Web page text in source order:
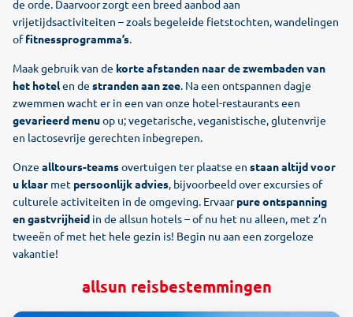
de orde. Daarvoor zorgt een breed aanbod aan
vrijetijdsactiviteiten – zoals begeleide fietstochten, wandelingen
offitnessprogramma’s.
Maak gebruik van de korte afstanden naar de zwembaden van
het hotelen de stranden aan zee. Na een ontspannen dagje
zwemmen wacht er in een van onze hotel-restaurants een
gevarieerd menuop u; vegetarische, veganistische, glutenvrije
en lactosevrije gerechten inbegrepen.
Onze alltours-teamsovertuigen ter plaatse en staan altijd voor
u klaar met persoonlijk advies, bijvoorbeeld over excursies of
culturele activiteiten in de omgeving. Ervaarpure ontspanning
en gastvrijheid in de allsun hotels – of nu het nu alleen, met z’n
tweeën of met het hele gezin is! Begin nu aan een zorgeloze
vakantie!
allsun reisbestemmingen